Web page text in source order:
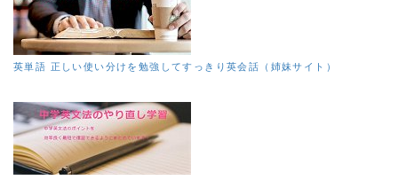
英単語 正しい使い分けを勉強してすっきり英会話（姉妹サイト）